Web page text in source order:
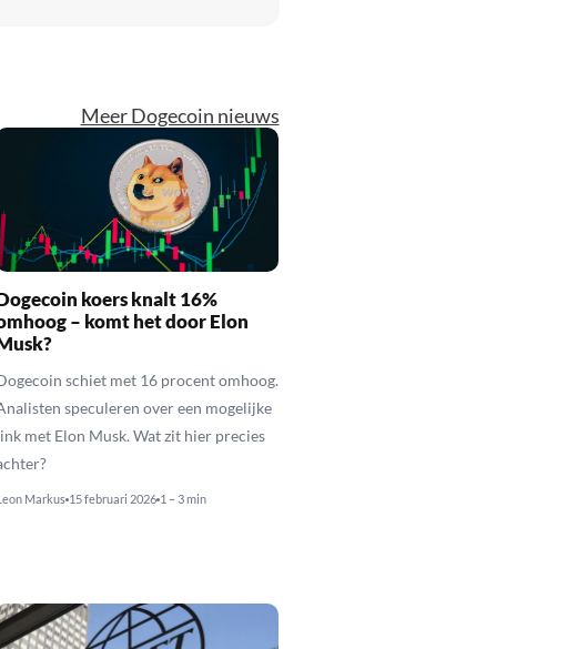
Meer Dogecoin nieuws
koers knalt 16%
– komt het door Elon
schiet met 16 procent omhoog.
speculeren over een mogelijke
met Elon Musk. Wat zit hier precies
Markus 15 februari 2026 1 – 3 min